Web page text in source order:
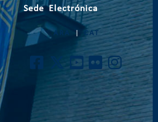
Sede Electrónica
ARA CAT